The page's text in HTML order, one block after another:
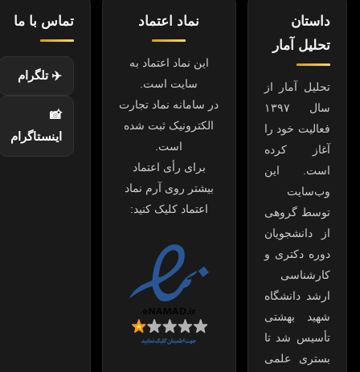
داستان
تحلیل آمار
تحلیل آمار از
سال ۱۳۹۷
فعالیت خود را
آغاز کرده
است. این
وب‌سایت
توسط گروهی
از دانشجویان
دوره دکتری و
کارشناسی
ارشد دانشگاه
شهید بهشتی
تأسیس شد تا
بستری علمی
نماد اعتماد
این نماد اعتماد به
سایت است.
در سامانه نماد تجارت
الکترونیک ثبت شده
است.
برای رأی اعتماد
بیشتر روی آرم نماد
اعتماد کلیک کنید:
تماس با ما
✈️ تلگرام
📸
اینستاگرام